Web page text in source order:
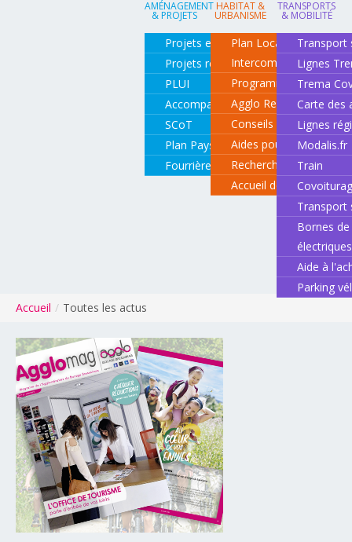
AMÉNAGEMENT
& PROJETS
Projets en cours
Projets réalisés
PLUI
Accompagnement de projets
SCoT
Plan Paysage
Fourrière animale
HABITAT &
URBANISME
Plan Local d'Urbanisme
Intercommunal
Programme local de
Agglo Renov
Conseils pour rénover
Aides pour rénover
Recherche d'un
Accueil des gens du
TRANSPORTS
& MOBILITÉ
Transport
Lignes
Trema
Carte des
Lignes
Modalis.fr
Train
Transport
Bornes
électriques
Aide à
Parking
Accueil / Toutes les actus